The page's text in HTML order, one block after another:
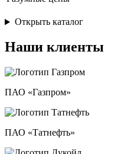
Открыть каталог
Наши клиенты
ПАО «Газпром»
ПАО «Татнефть»